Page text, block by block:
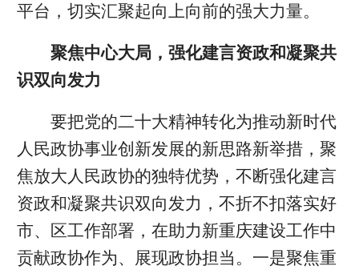
平台，切实汇聚起向上向前的强大力量。
聚焦中心大局，强化建言资政和凝聚共
识双向发力
要把党的二十大精神转化为推动新时代
人民政协事业创新发展的新思路新举措，聚
焦放大人民政协的独特优势，不断强化建言
资政和凝聚共识双向发力，不折不扣落实好
市、区工作部署，在助力新重庆建设工作中
贡献政协作为、展现政协担当。一是聚焦重